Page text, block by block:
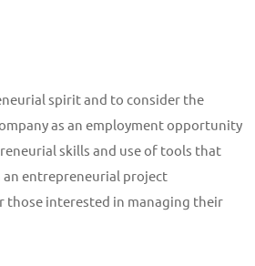
spirit and to consider the
as an employment opportunity
skills and use of tools that
entrepreneurial project
those interested in managing their